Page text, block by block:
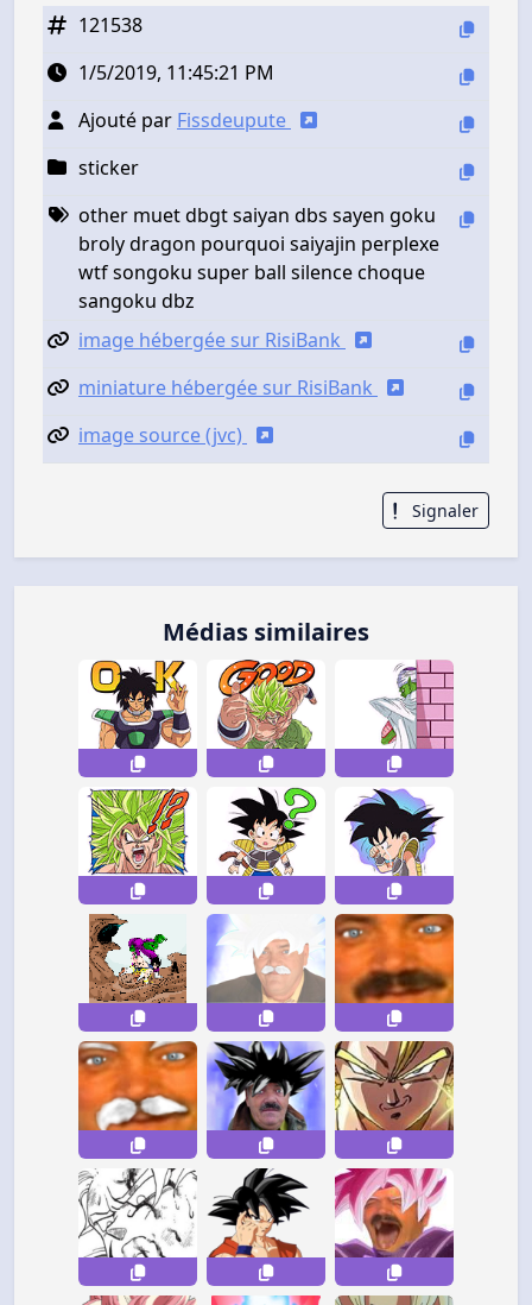
121538
1/5/2019, 11:45:21 PM
Ajouté par Fissdeupute
sticker
other muet dbgt saiyan dbs sayen goku
broly dragon pourquoi saiyajin perplexe
wtf songoku super ball silence choque
sangoku dbz
image hébergée sur RisiBank
miniature hébergée sur RisiBank
image source (jvc)
Signaler
Médias similaires